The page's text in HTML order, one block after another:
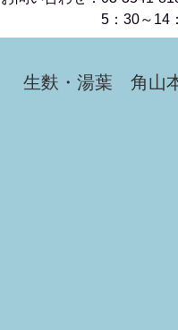
5：30～14：
生麩・湯葉 角山